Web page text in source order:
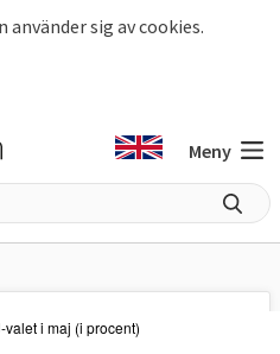
använder sig av cookies.
Meny